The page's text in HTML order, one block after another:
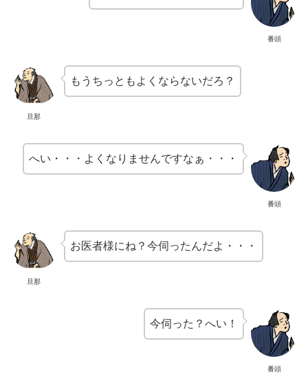
番頭
旦那
もうちっともよくならないだろ？
番頭
へい・・・よくなりませんですなぁ・・・
旦那
お医者様にね？今伺ったんだよ・・・
番頭
今伺った？へい！